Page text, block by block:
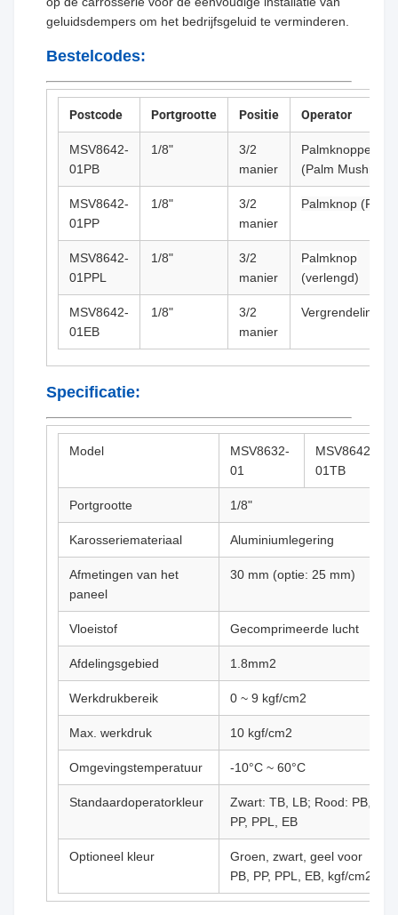
geluidsdempers om het bedrijfsgeluid te verminderen.
Bestelcodes:
Postcode Portgrootte Positie Operator
MSV8642-
01PB
1/8"
3/2
manier
Palmknoppen
(Palm
MSV8642-
01PP
1/8"
3/2
manier
Palmknop
MSV8642-
01PPL
1/8"
3/2
manier
Palmknop
(verlengd)
MSV8642-
01EB
1/8"
3/2
manier
Specificatie:
Model
MSV8632-
01
MSV8642-
01TB
Portgrootte 1/8"
Karosseriemateriaal Aluminiumlegering
Afmetingen van het
paneel
30 mm (optie: 25 mm)
Vloeistof Gecomprimeerde lucht
Afdelingsgebied 1.8mm2
Werkdrukbereik 0 ~ 9 kgf/cm2
Max. werkdruk 10 kgf/cm2
Omgevingstemperatuur -10°C ~ 60°C
Standaardoperatorkleur
Zwart: TB, LB; Rood: PB,
PP, PPL, EB
Optioneel kleur
Groen, zwart, geel voor
PB, PP, PPL, EB, kgf/cm2